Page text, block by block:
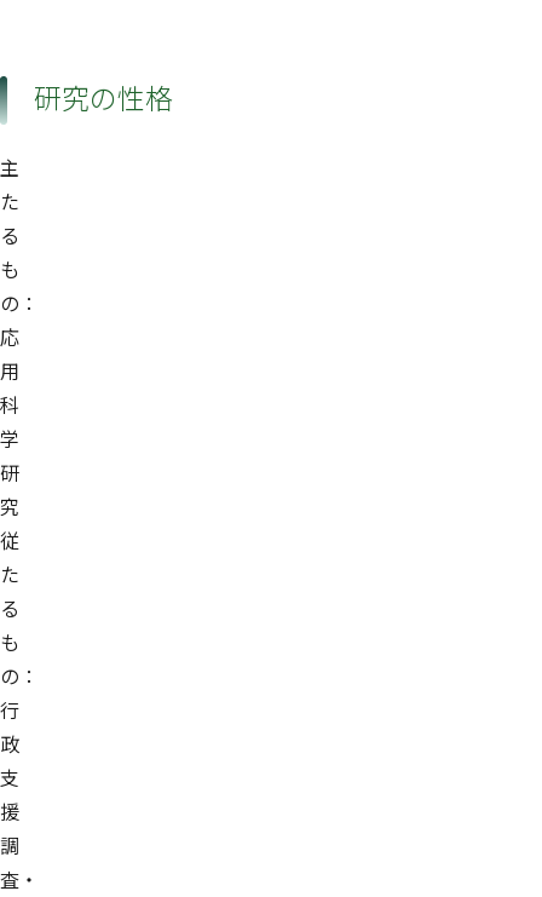
研究の性格
主
た
る
も
の：
応
用
科
学
研
究
従
た
る
も
の：
行
政
支
援
調
査・